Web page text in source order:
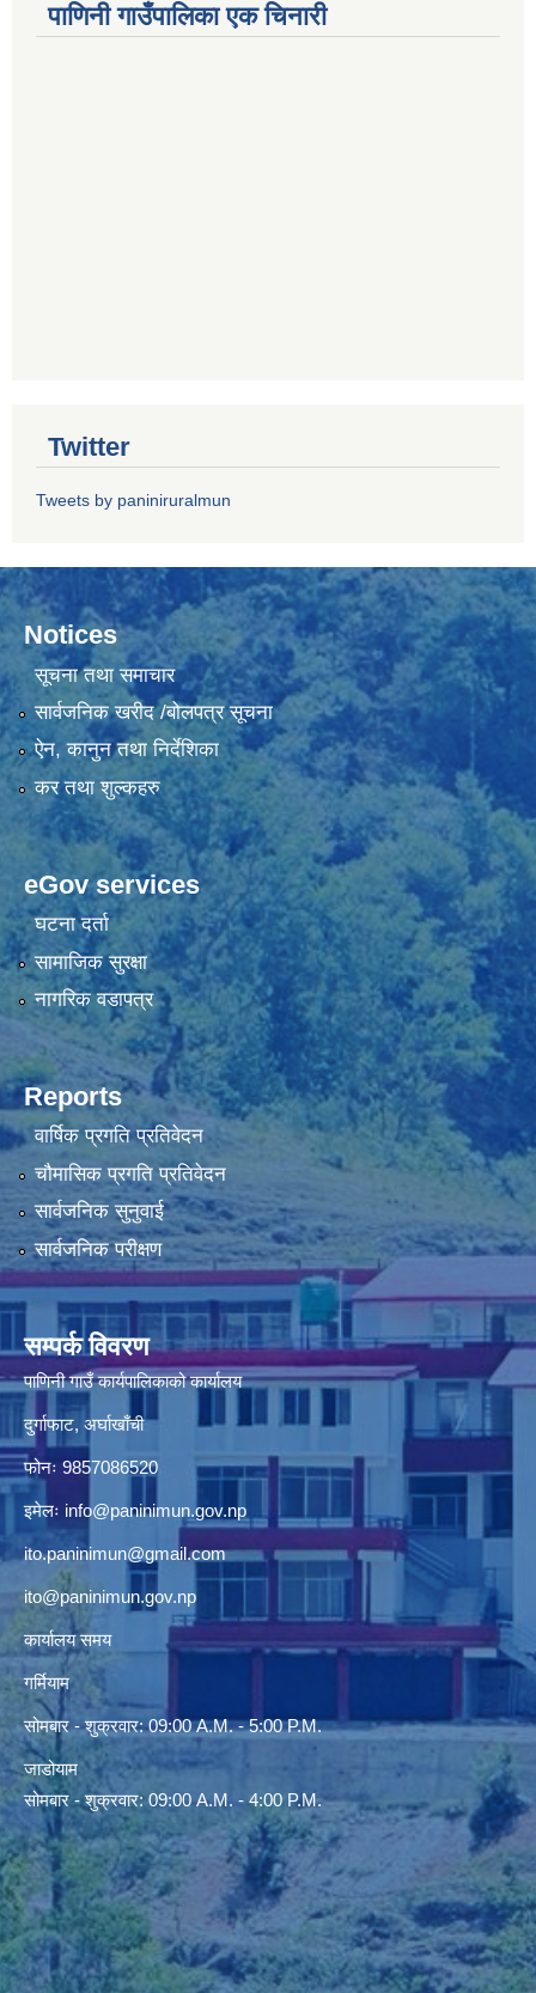
पाणिनी गाउँपालिका एक चिनारी
Twitter
Tweets by paniniruralmun
Notices
सूचना तथा समाचार
सार्वजनिक खरीद /बोलपत्र सूचना
ऐन, कानुन तथा निर्देशिका
कर तथा शुल्कहरु
eGov services
घटना दर्ता
सामाजिक सुरक्षा
नागरिक वडापत्र
Reports
वार्षिक प्रगति प्रतिवेदन
चौमासिक प्रगति प्रतिवेदन
सार्वजनिक सुनुवाई
सार्वजनिक परीक्षण
सम्पर्क विवरण
पाणिनी गाउँ कार्यपालिकाको कार्यालय
दुर्गाफाट, अर्घाखाँची
फोनः 9857086520
इमेलः info@paninimun.gov.np
ito.paninimun@gmail.com
ito@paninimun.gov.np
कार्यालय समय
गर्मियाम
सोमबार - शुक्रवार: 09:00 A.M. - 5:00 P.M.
जाडोयाम
सोमबार - शुक्रवार: 09:00 A.M. - 4:00 P.M.